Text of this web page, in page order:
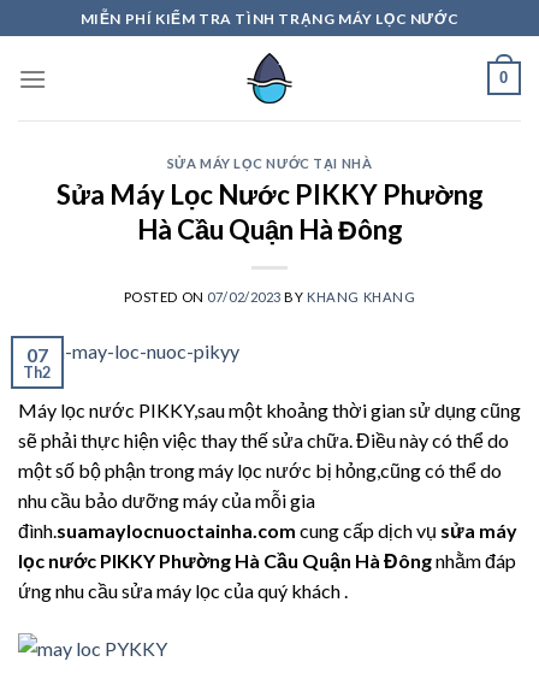
to
content
MIỄN PHÍ KIỂM TRA TÌNH TRẠNG MÁY LỌC NƯỚC
0
SỬA MÁY LỌC NƯỚC TẠI NHÀ
Sửa Máy Lọc Nước PIKKY Phường
Hà Cầu Quận Hà Đông
POSTED ON 07/02/2023 BY KHANG KHANG
07
Th2
Máy lọc nước PIKKY,sau một khoảng thời gian sử dụng cũng
sẽ phải thực hiện việc thay thế sửa chữa. Điều này có thể do
một số bộ phận trong máy lọc nước bị hỏng,cũng có thể do
nhu cầu bảo dưỡng máy của mỗi gia
đình.suamaylocnuoctainha.com cung cấp dịch vụ sửa máy
lọc nước PIKKY Phường Hà Cầu Quận Hà Đôngnhằm đáp
ứng nhu cầu sửa máy lọc của quý khách .